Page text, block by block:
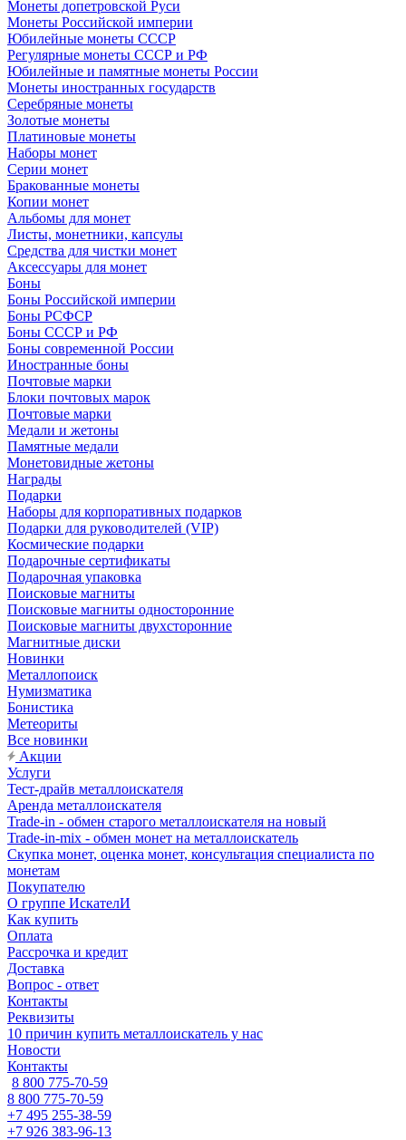
Монеты допетровской Руси
Монеты Российской империи
Юбилейные монеты СССР
Регулярные монеты СССР и РФ
Юбилейные и памятные монеты России
Монеты иностранных государств
Серебряные монеты
Золотые монеты
Платиновые монеты
Наборы монет
Серии монет
Бракованные монеты
Копии монет
Альбомы для монет
Листы, монетники, капсулы
Средства для чистки монет
Аксессуары для монет
Боны
Боны Российской империи
Боны РСФСР
Боны СССР и РФ
Боны современной России
Иностранные боны
Почтовые марки
Блоки почтовых марок
Почтовые марки
Медали и жетоны
Памятные медали
Монетовидные жетоны
Награды
Подарки
Наборы для корпоративных подарков
Подарки для руководителей (VIP)
Космические подарки
Подарочные сертификаты
Подарочная упаковка
Поисковые магниты
Поисковые магниты односторонние
Поисковые магниты двухсторонние
Магнитные диски
Новинки
Металлопоиск
Нумизматика
Бонистика
Метеориты
Все новинки
Акции
Услуги
Тест-драйв металлоискателя
Аренда металлоискателя
Trade-in - обмен старого металлоискателя на новый
Trade-in-mix - обмен монет на металлоискатель
Скупка монет, оценка монет, консультация специалиста по
монетам
Покупателю
О группе ИскателИ
Как купить
Оплата
Рассрочка и кредит
Доставка
Вопрос - ответ
Контакты
Реквизиты
10 причин купить металлоискатель у нас
Новости
Контакты
8 800 775-70-59
8 800 775-70-59
+7 495 255-38-59
+7 926 383-96-13